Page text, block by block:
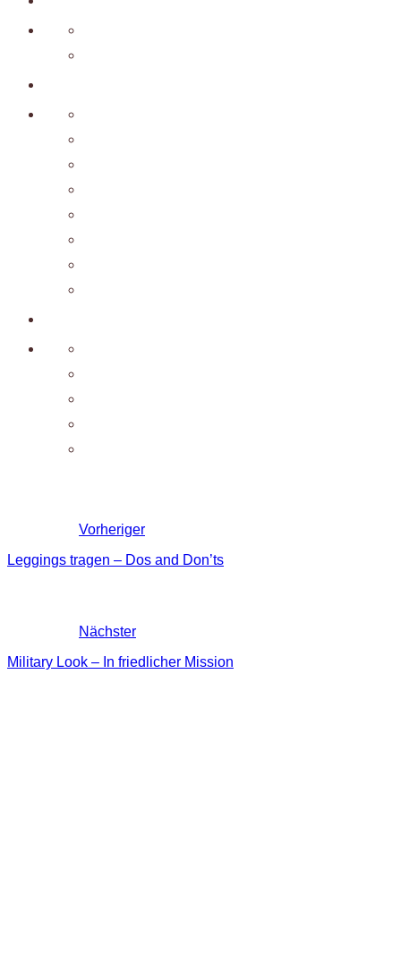
Vorheriger
Leggings tragen – Dos and Don’ts
Nächster
Military Look – In friedlicher Mission